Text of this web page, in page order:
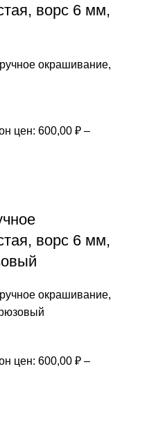
ворс 6 мм,
окрашивание,
цен: 600,00 ₽ –
ворс 6 мм,
окрашивание,
цен: 600,00 ₽ –